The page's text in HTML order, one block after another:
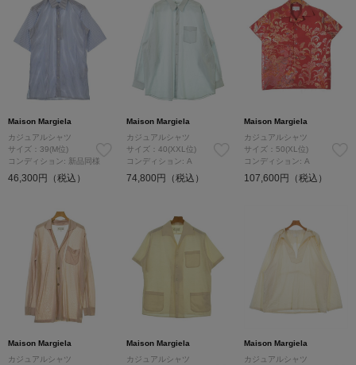
Maison Margiela
カジュアルシャツ
サイズ：39(M位)
コンディション: 新品同様
46,300円（税込）
Maison Margiela
カジュアルシャツ
サイズ：40(XXL位)
コンディション: A
74,800円（税込）
Maison Margiela
カジュアルシャツ
サイズ：50(XL位)
コンディション: A
107,600円（税込）
Maison Margiela
カジュアルシャツ
Maison Margiela
カジュアルシャツ
Maison Margiela
カジュアルシャツ